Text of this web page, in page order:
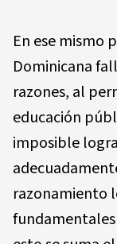
En ese mismo
Dominicana
razones, al
educación
imposible
razonamiento
fundamentales